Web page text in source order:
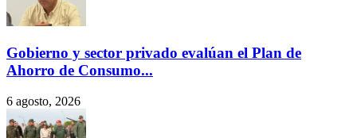
Gobierno y sector privado evalúan el Plan de
Ahorro de Consumo...
6 agosto, 2026